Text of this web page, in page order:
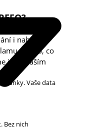
v obchodě
i nabídku.
u toho, co
jen s vaším
Vaše data
Bez nich